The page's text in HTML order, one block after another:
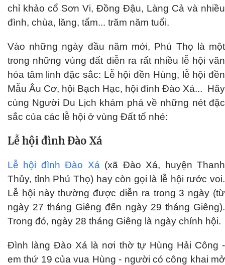
chỉ khảo cổ Sơn Vi, Đồng Đậu, Làng Cả và nhiều
đình, chùa, lăng, tẩm... trăm năm tuổi.
Vào những ngày đầu năm mới, Phú Thọ là một
trong những vùng đất diễn ra rất nhiều lễ hội văn
hóa tâm linh đặc sắc: Lễ hội đền Hùng, lễ hội đền
Mẫu Âu Cơ, hội Bạch Hạc, hội đình Đào Xá... Hãy
cùng Người Du Lịch khám phá về những nét đặc
sắc của các lễ hội ở vùng Đất tổ nhé:
Lễ hội đình Đào Xá
Lễ hội đình Đào Xá (xã Đào Xá, huyện Thanh
Thủy, tỉnh Phú Thọ) hay còn gọi là lễ hội rước voi.
Lễ hội này thường được diễn ra trong 3 ngày (từ
ngày 27 tháng Giêng đến ngày 29 tháng Giêng).
Trong đó, ngày 28 tháng Giêng là ngày chính hội.
Đình làng Đào Xá là nơi thờ tự Hùng Hải Công -
em thứ 19 của vua Hùng - người có công khai mở